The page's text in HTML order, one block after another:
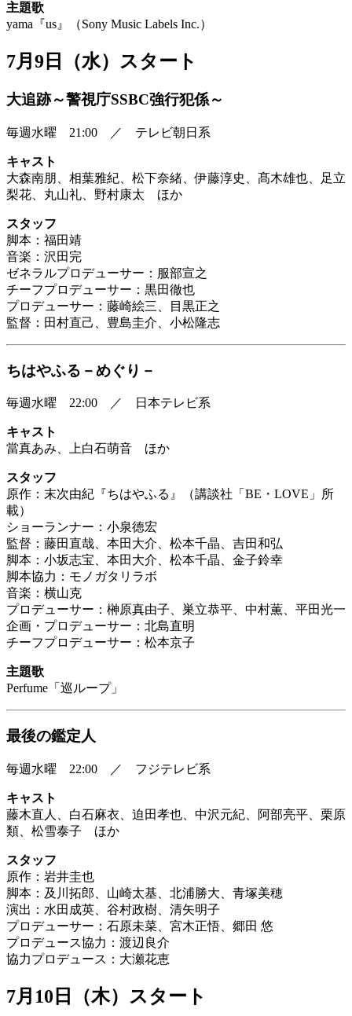
主題歌
yama『us』（Sony Music Labels Inc.）
7月9日（水）スタート
大追跡～警視庁SSBC強行犯係～
毎週水曜 21:00 ／ テレビ朝日系
キャスト
大森南朋、相葉雅紀、松下奈緒、伊藤淳史、髙木雄也、足立
梨花、丸山礼、野村康太 ほか
スタッフ
脚本：福田靖
音楽：沢田完
ゼネラルプロデューサー：服部宣之
チーフプロデューサー：黒田徹也
プロデューサー：藤崎絵三、目黒正之
監督：田村直己、豊島圭介、小松隆志
ちはやふる－めぐり－
毎週水曜 22:00 ／ 日本テレビ系
キャスト
當真あみ、上白石萌音 ほか
スタッフ
原作：末次由紀『ちはやふる』（講談社「BE・LOVE」所
載）
ショーランナー：小泉徳宏
監督：藤田直哉、本田大介、松本千晶、吉田和弘
脚本：小坂志宝、本田大介、松本千晶、金子鈴幸
脚本協力：モノガタリラボ
音楽：横山克
プロデューサー：榊原真由子、巣立恭平、中村薫、平田光一
企画・プロデューサー：北島直明
チーフプロデューサー：松本京子
主題歌
Perfume「巡ループ」
最後の鑑定人
毎週水曜 22:00 ／ フジテレビ系
キャスト
藤木直人、白石麻衣、迫田孝也、中沢元紀、阿部亮平、栗原
類、松雪泰子 ほか
スタッフ
原作：岩井圭也
脚本：及川拓郎、山崎太基、北浦勝大、青塚美穂
演出：水田成英、谷村政樹、清矢明子
プロデューサー：石原未菜、宮木正悟、郷田 悠
プロデュース協力：渡辺良介
協力プロデュース：大瀬花恵
7月10日（木）スタート